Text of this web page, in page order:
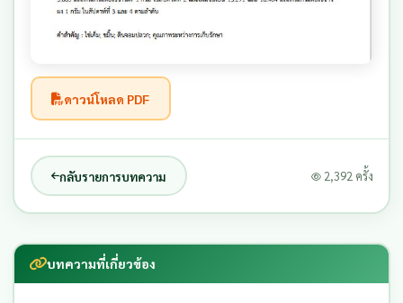
ดาวน์โหลด PDF
กลับรายการบทความ 2,392 ครั้ง
บทความที่เกี่ยวข้อง